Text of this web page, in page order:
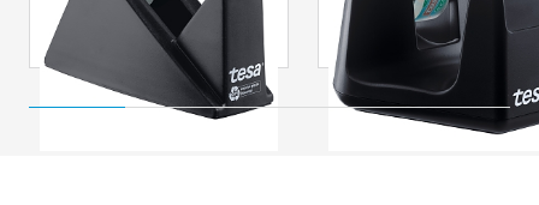
ECONOMY RECYCLED
with
tesafilm®
CRYSTAL RECYCLED
SMART